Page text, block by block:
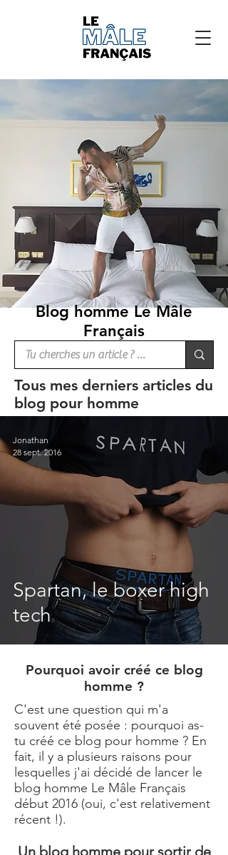
Blog homme Le Mâle
Français
Tous mes derniers articles du
blog pour homme
Spartan, le boxer high
tech
Jonathan
28 sept. 2016
Pourquoi avoir créé ce blog
homme ?
C'est une question qui m'a
souvent été posée : pourquoi as-
tu créé ce blog pour homme ? En
fait, il y a plusieurs raisons pour
lesquelles j'ai décidé de lancer le
blog homme Le Mâle Français
début 2016 (oui, c'est relativement
récent !).
Un blog homme pour sortir de